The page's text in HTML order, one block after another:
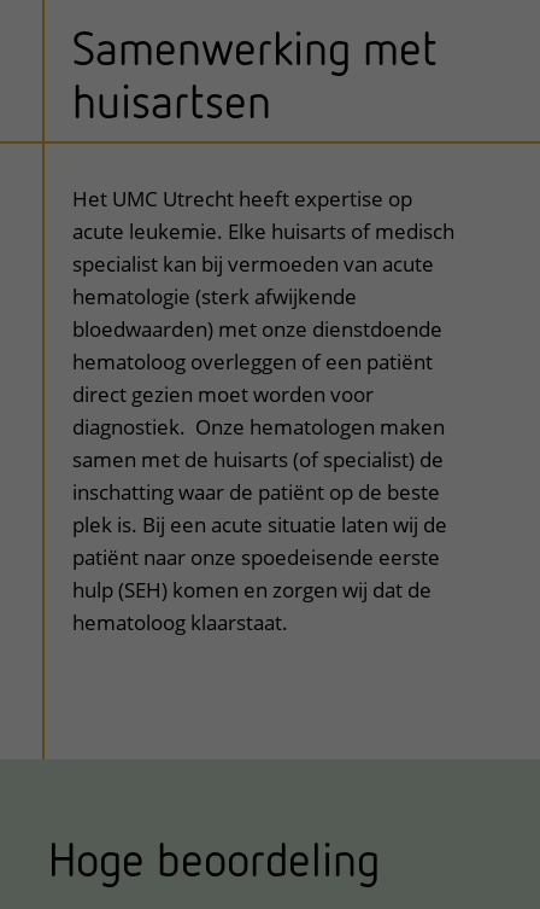
Samenwerking met
huisartsen
uitklapper, klik om te openen
Het UMC Utrecht heeft expertise op
acute leukemie. Elke huisarts of medisch
specialist kan bij vermoeden van acute
hematologie (sterk afwijkende
bloedwaarden) met onze dienstdoende
hematoloog overleggen of een patiënt
direct gezien moet worden voor
diagnostiek. Onze hematologen maken
samen met de huisarts (of specialist) de
inschatting waar de patiënt op de beste
plek is. Bij een acute situatie laten wij de
patiënt naar onze spoedeisende eerste
hulp (SEH) komen en zorgen wij dat de
hematoloog klaarstaat.
Hoge beoordeling